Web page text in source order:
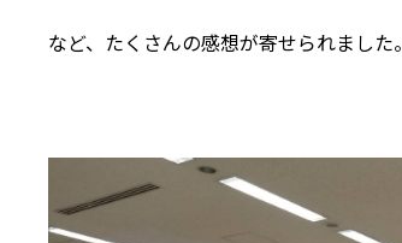
など、たくさんの感想が寄せられました。